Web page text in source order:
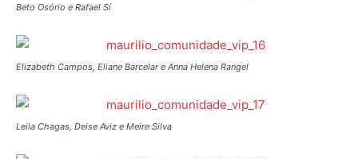
Beto Osório e Rafael Sí
Elizabeth Campos, Eliane Barcelar e Anna Helena Rangel
Leila Chagas, Deise Aviz e Meire Silva